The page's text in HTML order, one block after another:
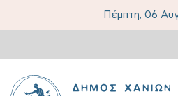
Πέμπτη, 06